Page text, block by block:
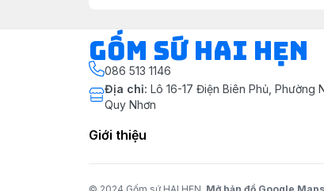
Gốm Sứ Hai Hẹn
086 513 1146
Địa chỉ: Lô 16-17 Điện Biên Phủ, Phường
Quy Nhơn
Giới thiệu